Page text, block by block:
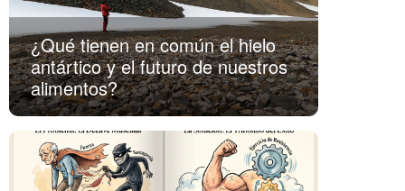
¿Qué tienen en común el hielo
antártico y el futuro de nuestros
alimentos?